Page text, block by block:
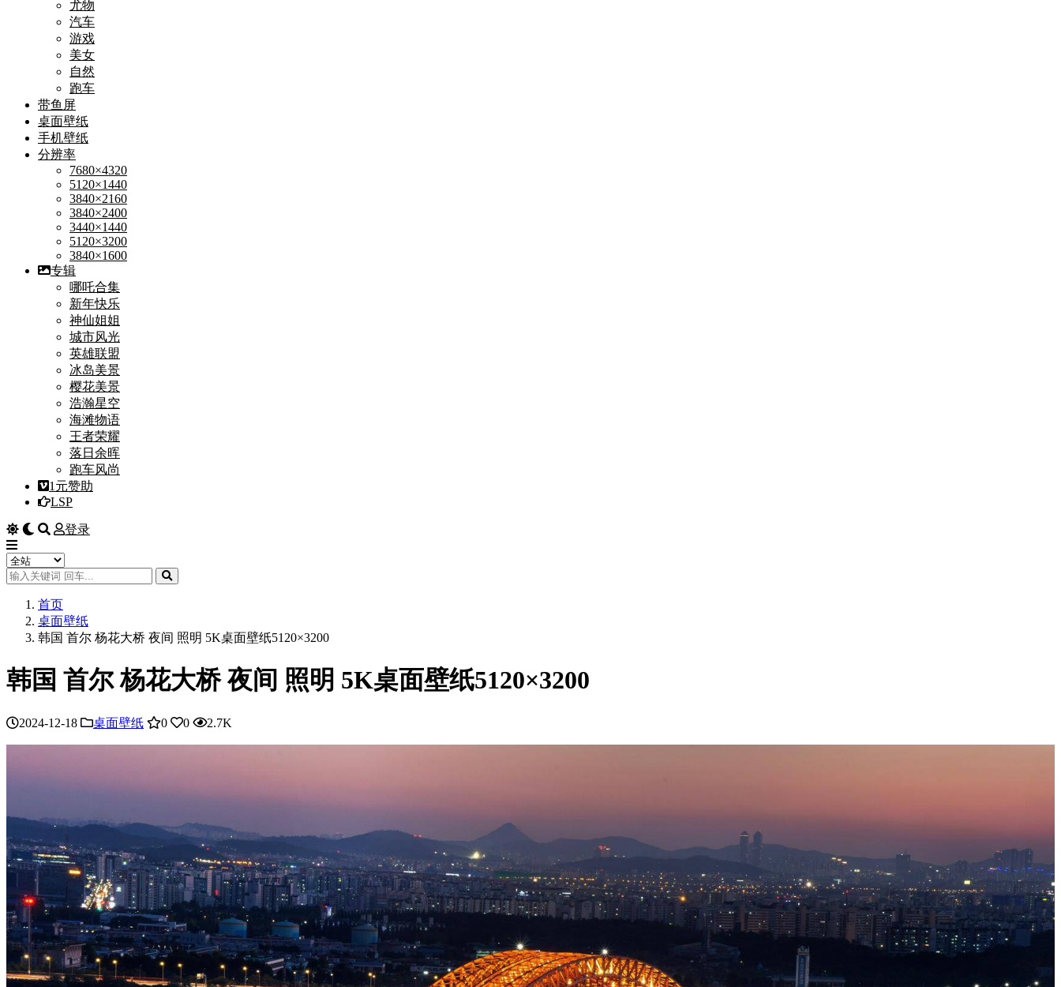
尤物
汽车
游戏
美女
自然
跑车
带鱼屏
桌面壁纸
手机壁纸
分辨率
7680×4320
5120×1440
3840×2160
3840×2400
3440×1440
5120×3200
3840×1600
专辑
哪吒合集
新年快乐
神仙姐姐
城市风光
英雄联盟
冰岛美景
樱花美景
浩瀚星空
海滩物语
王者荣耀
落日余晖
跑车风尚
1元赞助
LSP
登录
首页
桌面壁纸
韩国 首尔 杨花大桥 夜间 照明 5K桌面壁纸5120×3200
韩国 首尔 杨花大桥 夜间 照明 5K桌面壁纸5120×3200
2024-12-18 桌面壁纸 0 0 2.7K